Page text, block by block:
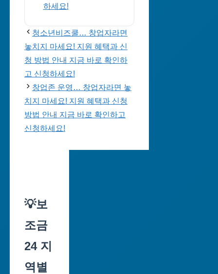
하세요!
청소년비즈쿨… 창업자라면
놓치지 마세요! 지원 혜택과 신
청 방법 안내 지금 바로 확인하
고 신청하세요!
창업존 운영… 창업자라면 놓
치지 마세요! 지원 혜택과 신청
방법 안내 지금 바로 확인하고
신청하세요!
💡보
조금
24 지
역별